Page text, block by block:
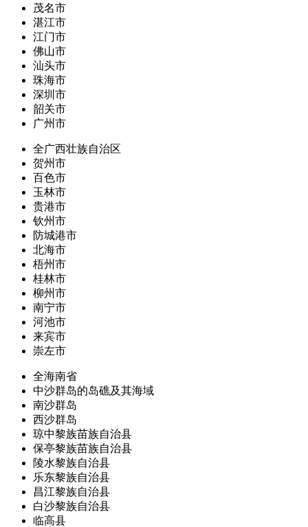
茂名市
湛江市
江门市
佛山市
汕头市
珠海市
深圳市
韶关市
广州市
全广西壮族自治区
贺州市
百色市
玉林市
贵港市
钦州市
防城港市
北海市
梧州市
桂林市
柳州市
南宁市
河池市
来宾市
崇左市
全海南省
中沙群岛的岛礁及其海域
南沙群岛
西沙群岛
琼中黎族苗族自治县
保亭黎族苗族自治县
陵水黎族自治县
乐东黎族自治县
昌江黎族自治县
白沙黎族自治县
临高县